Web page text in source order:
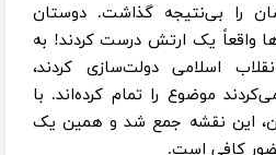
را بی‌نتیجه گذاشت. دوستان
واقعاً یک ارتش درست کردند! به
اسلامی دولت‌سازی کردند،
موضوع را تمام کرده‌اند. با
این نقشه جمع شد و همین یک
کافی است.